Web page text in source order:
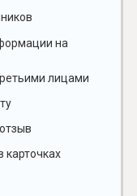
на
лицами
карточках